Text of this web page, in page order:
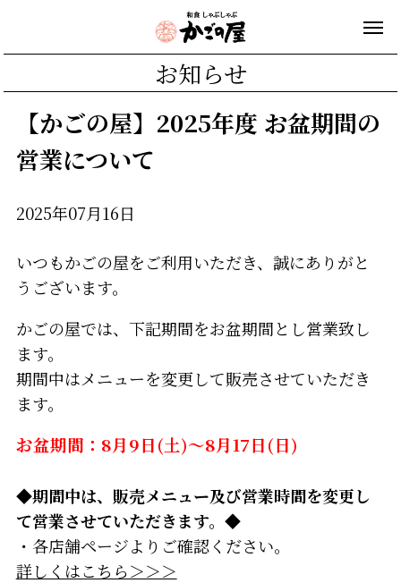
お知らせ
【かごの屋】2025年度 お盆期間の
営業について
2025年07月16日
いつもかごの屋をご利用いただき、誠にありがと
うございます。
かごの屋では、下記期間をお盆期間とし営業致し
ます。
期間中はメニューを変更して販売させていただき
ます。
お盆期間：8月9日(土)～8月17日(日)
◆期間中は、販売メニュー及び営業時間を変更し
て営業させていただきます。◆
・各店舗ページよりご確認ください。
詳しくはこちら＞＞＞